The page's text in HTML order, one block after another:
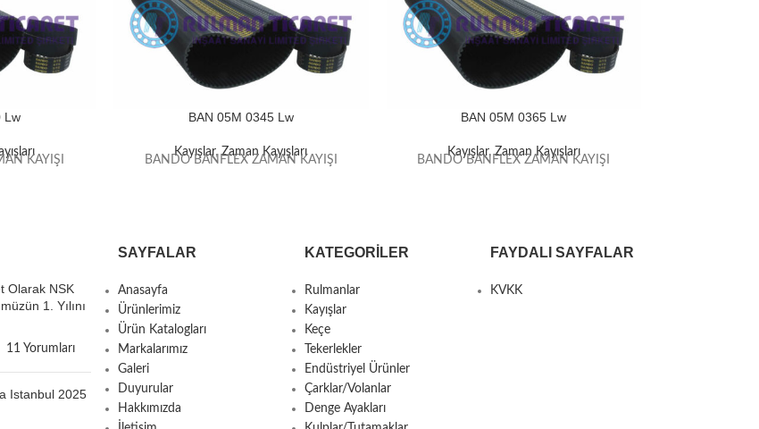
Lw
KAYIŞI
BAN 05M 0345 Lw
Kayışlar,Zaman Kayışları
BANDO BANFLEX ZAMAN KAYIŞI
BAN 05M 0365 Lw
Kayışlar,Zaman Kayışları
BANDO BANFLEX ZAMAN KAYIŞI
Olarak NSK
1. Yılını
11 Yorumları
Istanbul 2025
SAYFALAR
Anasayfa
Ürünlerimiz
Ürün Katalogları
Markalarımız
Galeri
Duyurular
Hakkımızda
KATEGORILER
Rulmanlar
Kayışlar
Keçe
Tekerlekler
Endüstriyel Ürünler
Çarklar/Volanlar
Denge Ayakları
FAYDALI SAYFALAR
KVKK